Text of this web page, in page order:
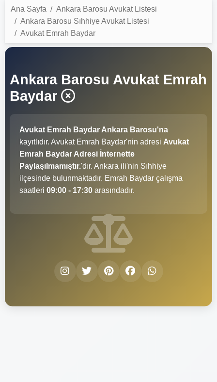
Ana Sayfa
Ankara Barosu Avukat Listesi
Ankara Barosu Sıhhiye Avukat Listesi
Avukat Emrah Baydar
Ankara Barosu Avukat Emrah
Baydar
Avukat Emrah Baydar Ankara Barosu'na
kayıtlıdır. Avukat Emrah Baydar'nin adresi Avukat
Emrah Baydar Adresi İnternette
Paylaşılmamıştır.'dır. Ankara ili'nin Sıhhiye
ilçesinde bulunmaktadır. Emrah Baydar çalışma
saatleri 09:00 - 17:30 arasındadır.